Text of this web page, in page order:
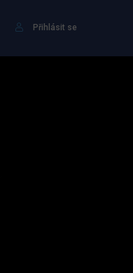
Přihlásit se